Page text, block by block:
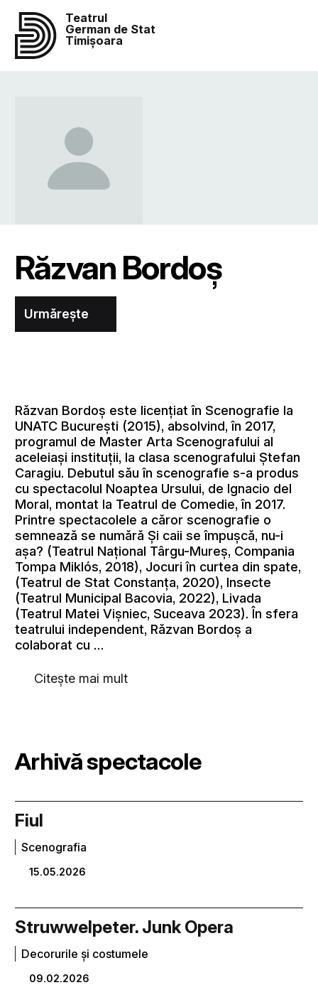
Teatrul
German de Stat
Timișoara
Răzvan Bordoș
Urmărește
Răzvan Bordoș este licențiat în Scenografie la
UNATC București (2015), absolvind, în 2017,
programul de Master Arta Scenografului al
aceleiași instituții, la clasa scenografului Ștefan
Caragiu. Debutul său în scenografie s-a produs
cu spectacolul Noaptea Ursului, de Ignacio del
Moral, montat la Teatrul de Comedie, în 2017.
Printre spectacolele a căror scenografie o
semnează se numără Și caii se împușcă, nu-i
așa? (Teatrul Național Târgu-Mureș, Compania
Tompa Miklós, 2018), Jocuri în curtea din spate,
(Teatrul de Stat Constanța, 2020), Insecte
(Teatrul Municipal Bacovia, 2022), Livada
(Teatrul Matei Vișniec, Suceava 2023). În sfera
teatrului independent, Răzvan Bordoș a
colaborat cu …
Citește mai mult
Arhivă spectacole
Fiul
Scenografia
15.05.2026
Struwwelpeter. Junk Opera
Decorurile și costumele
09.02.2026